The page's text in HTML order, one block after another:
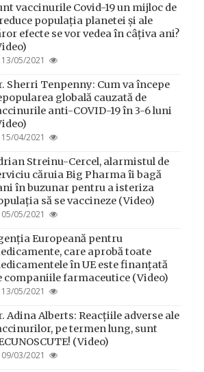
vaccinurile Covid-19 un mijloc de
populația planetei și ale
efecte se vor vedea în câțiva ani?
POSTED
13/05/2021
Sherri Tenpenny: Cum va începe
globală cauzată de
anti-COVID-19 în 3-6 luni
POSTED
15/04/2021
Streinu-Cercel, alarmistul de
căruia Big Pharma îi bagă
în buzunar pentru a isteriza
să se vaccineze (Video)
POSTED
05/05/2021
Europeană pentru
care aprobă toate
în UE este finanțată
companiile farmaceutice (Video)
POSTED
13/05/2021
Adina Alberts: Reacțiile adverse ale
pe termen lung, sunt
(Video)
POSTED
09/03/2021